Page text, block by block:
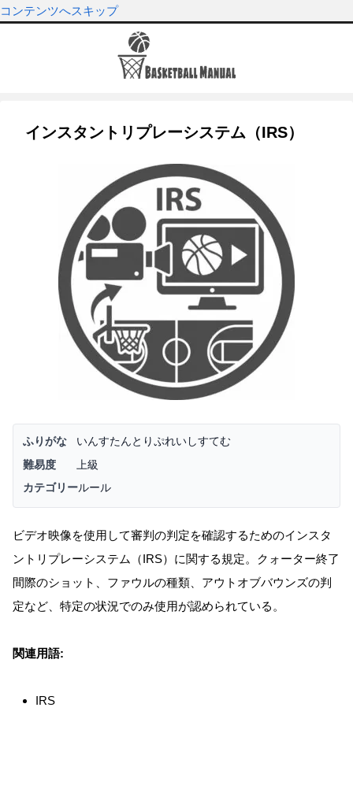
コンテンツへスキップ
インスタントリプレーシステム（IRS）
ふりがな
いんすたんとりぷれいしすてむ
難易度
上級
カテゴリールール
ビデオ映像を使用して審判の判定を確認するためのインスタ
ントリプレーシステム（IRS）に関する規定。クォーター終了
間際のショット、ファウルの種類、アウトオブバウンズの判
定など、特定の状況でのみ使用が認められている。
関連用語:
IRS